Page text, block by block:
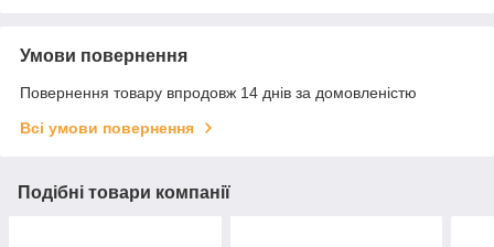
Умови повернення
Повернення товару впродовж 14 днів за домовленістю
Всі умови повернення
Подібні товари компанії